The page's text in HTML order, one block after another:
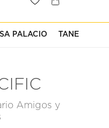
PALACIO TANE
Amigos y